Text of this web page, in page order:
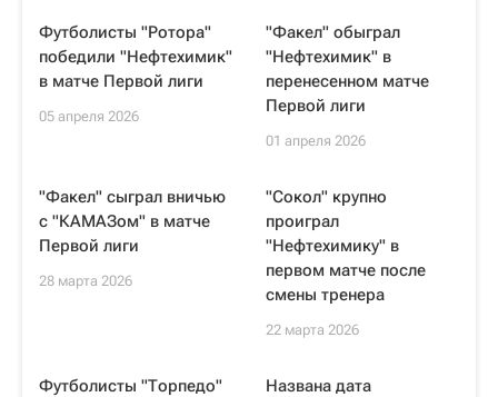
Футболисты "Ротора"
победили "Нефтехимик"
в матче Первой лиги
05 апреля 2026
"Факел" обыграл
"Нефтехимик" в
перенесенном матче
Первой лиги
01 апреля 2026
"Факел" сыграл вничью
с "КАМАЗом" в матче
Первой лиги
28 марта 2026
"Сокол" крупно
проиграл
"Нефтехимику" в
первом матче после
смены тренера
22 марта 2026
Футболисты "Торпедо"
Названа дата